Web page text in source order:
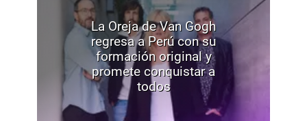
La Oreja de Van Gogh
regresa a Perú con su
formación original y
promete conquistar a
todos